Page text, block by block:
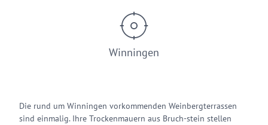
Winningen
Die rund um Winningen vorkommenden Weinbergterrassen
sind einmalig. Ihre Trockenmauern aus Bruch-stein stellen